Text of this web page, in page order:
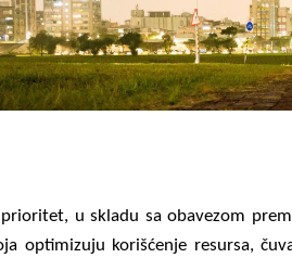
u skladu sa obavezom
optimizuju korišćenje resursa,